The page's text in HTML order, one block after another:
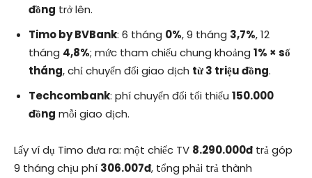
đồng trở lên.
Timo by BVBank: 6 tháng 0%, 9 tháng 3,7%, 12
tháng 4,8%; mức tham chiếu chung khoảng 1% × số
tháng, chỉ chuyển đổi giao dịch từ 3 triệu đồng.
Techcombank: phí chuyển đổi tối thiểu 150.000
đồng mỗi giao dịch.
Lấy ví dụ Timo đưa ra: một chiếc TV 8.290.000đtrả góp
9 tháng chịu phí 306.007đ, tổng phải trả thành